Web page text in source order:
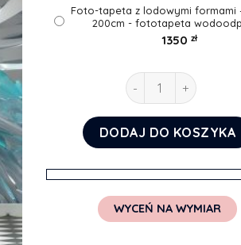
Foto-tapeta z lodowymi formami
200cm - fototapeta
1350 zł
ilość Foto-tapeta z
DODAJ DO KOSZYKA
WYCEŃ NA WYMIAR